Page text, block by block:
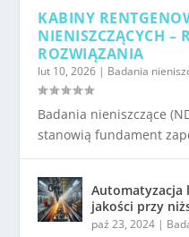
KABINY
NIENISZCZĄCYCH –
ROZWIĄZANIA
lut 10, 2026 | Badania
Badania nieniszczące
stanowią fundament
Automatyzacja
jakości przy
paź 23, 2024 |